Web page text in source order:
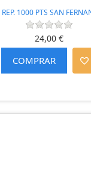
1000 PTS SAN
24,00 €